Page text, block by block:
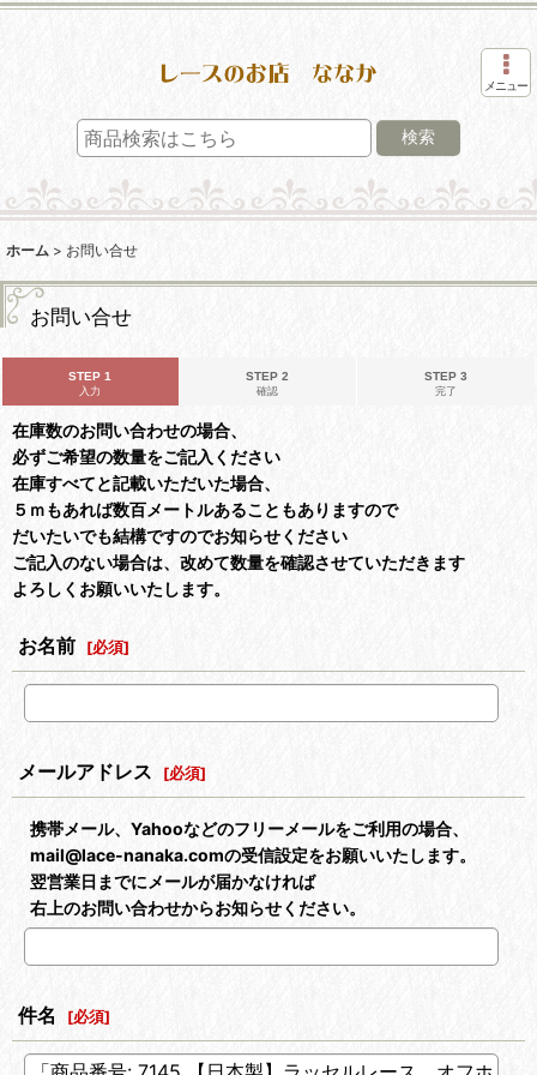
メニュー
検索
ホーム > お問い合せ
お問い合せ
STEP 1
入力
STEP 2
確認
STEP 3
完了
在庫数のお問い合わせの場合、
必ずご希望の数量をご記入ください
在庫すべてと記載いただいた場合、
５ｍもあれば数百メートルあることもありますので
だいたいでも結構ですのでお知らせください
ご記入のない場合は、改めて数量を確認させていただきます
よろしくお願いいたします。
お名前 [必須]
メールアドレス [必須]
携帯メール、Yahooなどのフリーメールをご利用の場合、
mail@lace-nanaka.comの受信設定をお願いいたします。
翌営業日までにメールが届かなければ
右上のお問い合わせからお知らせください。
件名 [必須]